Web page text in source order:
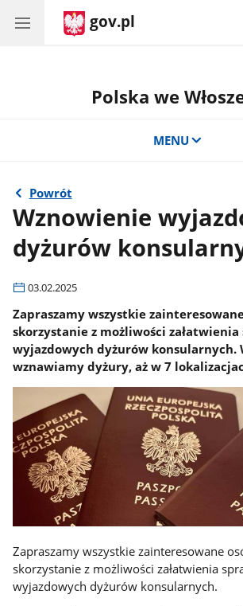
gov.pl
Polska we
MENU
Powrót
Wznowienie
dyżurów
03.02.2025
Zapraszamy wszystkie
skorzystanie z możliwości załatwienia
wyjazdowych dyżurów konsularnych.
wznawiamy dyżury, aż w 7
Zapraszamy wszystkie zainteresowane
skorzystanie z możliwości załatwienia
wyjazdowych dyżurów konsularnych.